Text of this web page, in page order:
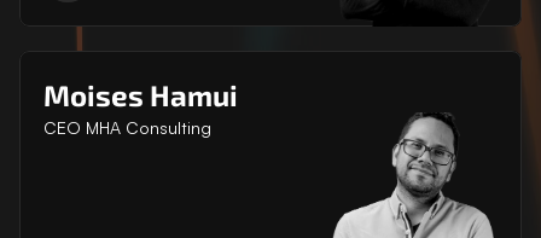
Moises Hamui
CEO MHA Consulting